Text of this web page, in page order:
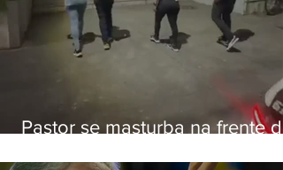
Pastor se masturba na frente de